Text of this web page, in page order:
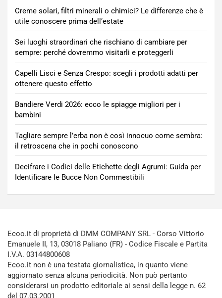
Creme solari, filtri minerali o chimici? Le differenze che è
utile conoscere prima dell’estate
Sei luoghi straordinari che rischiano di cambiare per
sempre: perché dovremmo visitarli e proteggerli
Capelli Lisci e Senza Crespo: scegli i prodotti adatti per
ottenere questo effetto
Bandiere Verdi 2026: ecco le spiagge migliori per i
bambini
Tagliare sempre l’erba non è così innocuo come sembra:
il retroscena che in pochi conoscono
Decifrare i Codici delle Etichette degli Agrumi: Guida per
Identificare le Bucce Non Commestibili
Ecoo.it di proprietà di DMM COMPANY SRL - Corso Vittorio
Emanuele II, 13, 03018 Paliano (FR) - Codice Fiscale e Partita
I.V.A. 03144800608
Ecoo.it non è una testata giornalistica, in quanto viene
aggiornato senza alcuna periodicità. Non può pertanto
considerarsi un prodotto editoriale ai sensi della legge n. 62
del 07.03.2001